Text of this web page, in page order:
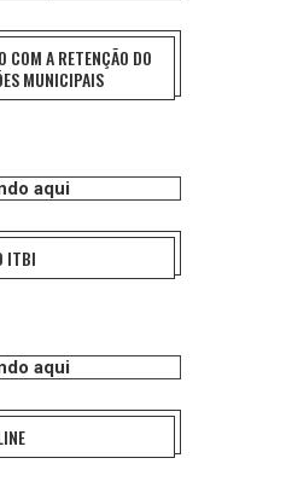
COM A RETENÇÃO DO
MUNICIPAIS
aqui
ITBI
aqui